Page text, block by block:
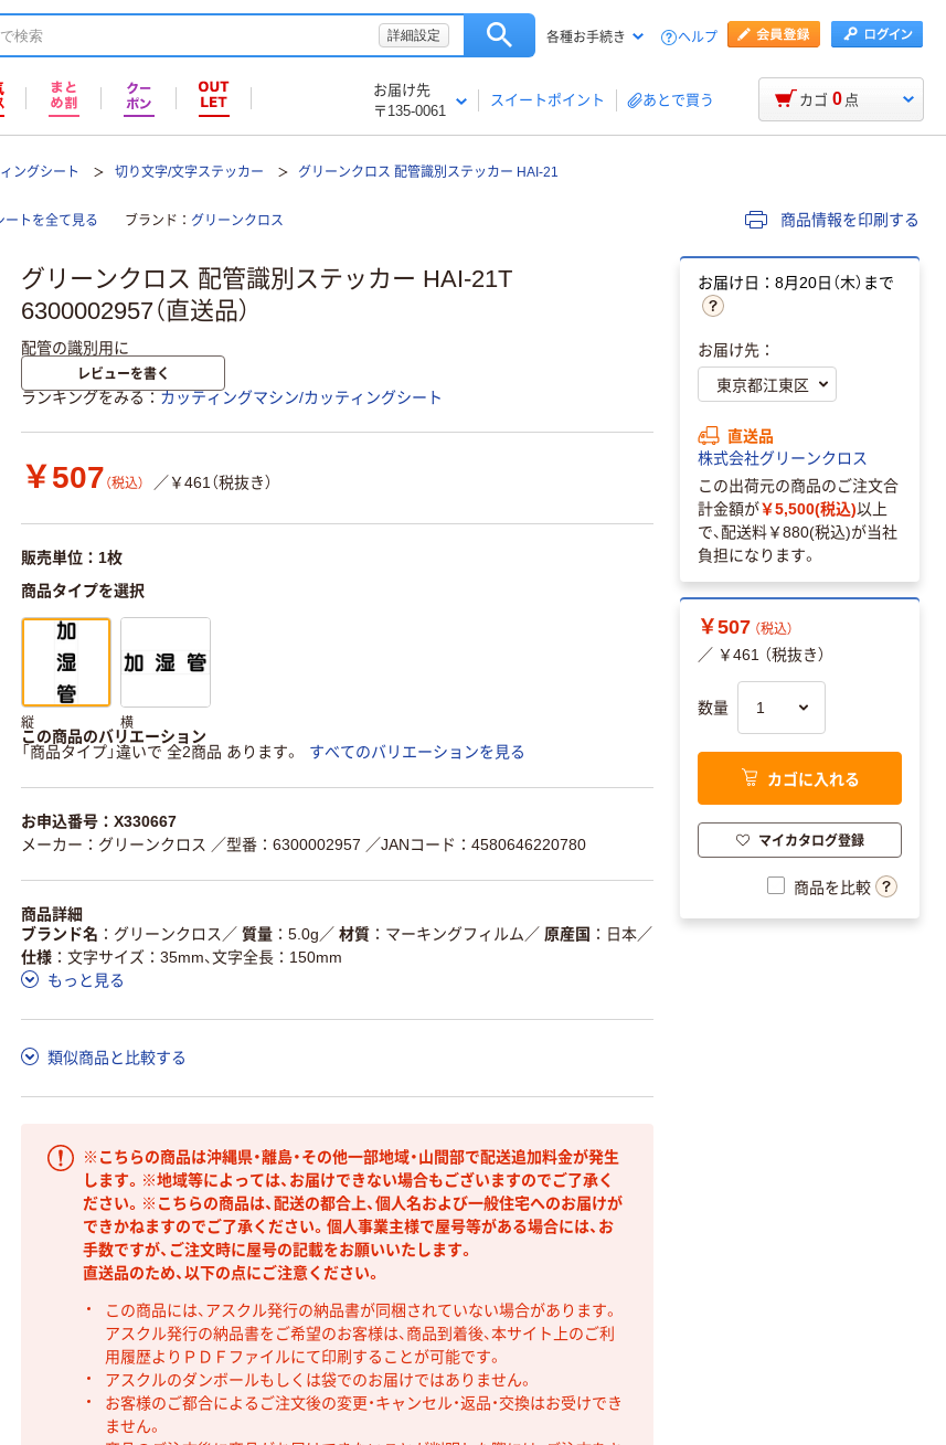
詳細設定 各種お手続き ヘルプ
お届け先
〒135-0061
スイートポイント あとで買う カゴ 0 点
ングシート 切り文字/文字ステッカー グリーンクロス 配管識別ステッカー HAI-21
ートを全て見る ブランド グリーンクロス 商品情報を印刷する
グリーンクロス 配管識別ステッカー HAI-21T
6300002957（直送品）
配管の識別用に
レビューを書く
ランキングをみる カッティングマシン/カッティングシート
￥507 （税込） ／￥461（税抜き）
販売単位：1枚
商品タイプを選択
縦 横
この商品のバリエーション
「商品タイプ」違いで 全2商品 あります。
すべてのバリエーションを見る
お申込番号：X330667
メーカー：グリーンクロス ／型番：6300002957 ／JANコード：4580646220780
商品詳細
ブランド名
グリーンクロス ／ 質量 5.0g ／ 材質 マーキングフィルム ／ 原産国 日本／
仕様
文字サイズ：35mm、文字全長：150mm
もっと見る
類似商品と比較する
※こちらの商品は沖縄県・離島・その他一部地域・山間部で配送追加料金が発生
します。※地域等によっては、お届けできない場合もございますのでご了承く
ださい。※こちらの商品は、配送の都合上、個人名および一般住宅へのお届けが
できかねますのでご了承ください。個人事業主様で屋号等がある場合には、お
手数ですが、ご注文時に屋号の記載をお願いいたします。
直送品のため、以下の点にご注意ください。
この商品には、アスクル発行の納品書が同梱されていない場合があります。
アスクル発行の納品書をご希望のお客様は、商品到着後、本サイト上のご利
用履歴よりＰＤＦファイルにて印刷することが可能です。
アスクルのダンボールもしくは袋でのお届けではありません。
お客様のご都合によるご注文後の変更・キャンセル・返品・交換はお受けでき
ません。
お届け日：8月20日（木）まで
お届け先：
直送品
株式会社グリーンクロス
この出荷元の商品のご注文合
計金額が￥5,500(税込)以上
で、配送料￥880(税込)が当社
負担になります。
￥507 （税込）
／ ￥461 （税抜き）
数量
カゴに入れる
マイカタログ登録
商品を比較